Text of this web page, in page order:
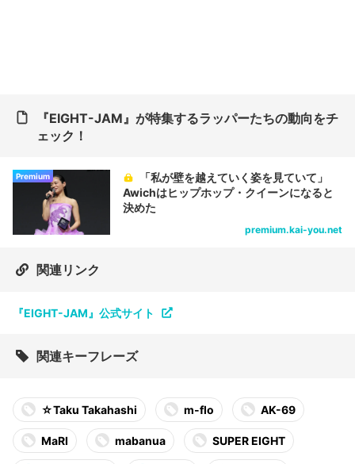
『EIGHT-JAM』が特集するラッパーたちの動向をチ
ェック！
Premium
「私が壁を越えていく姿を見ていて」
Awichはヒップホップ・クイーンになると
決めた
premium.kai-you.net
関連リンク
『EIGHT-JAM』公式サイト
関連キーフレーズ
☆Taku Takahashi m-flo AK-69
MaRI mabanua SUPER EIGHT